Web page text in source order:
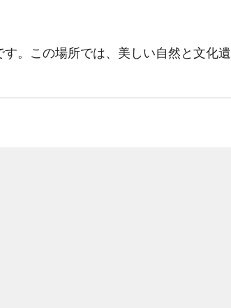
。この場所では、美しい自然と文化